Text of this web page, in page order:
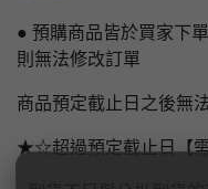
● 預購商品皆於買家下
則無法修改訂單
商品預定截止日之後無
★☆超過預定截止日【